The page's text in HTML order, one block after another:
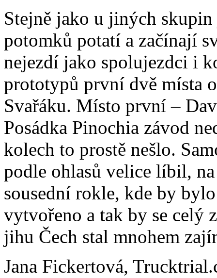
Stejně jako u jiných
potomků potatí a začínají
nejezdí jako spolujezdci i
prototypů první dvě místa
Svařáku. Místo první –
Posádka Pinochia závod
kolech to prostě nešlo.
podle ohlasů velice líbil,
sousední rokle, kde by
vytvořeno a tak by se celý
jihu Čech stal mnohem
Jana Fickertová,